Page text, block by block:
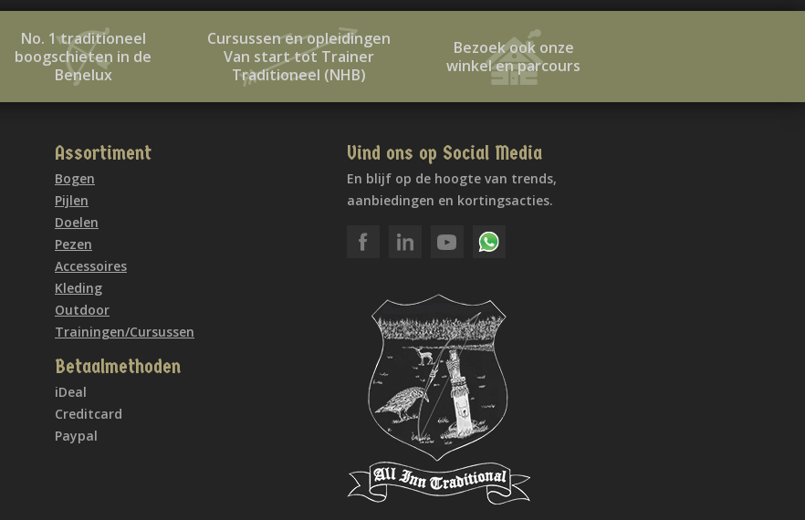
No. 1 traditioneel
boogschieten in de
Benelux
Cursussen en opleidingen
Van start tot Trainer
Traditioneel (NHB)
Bezoek ook onze
winkel en parcours
Assortiment
Bogen
Pijlen
Doelen
Pezen
Accessoires
Kleding
Outdoor
Trainingen/Cursussen
Betaalmethoden
iDeal
Creditcard
Paypal
Vind ons op Social Media
En blijf op de hoogte van trends,
aanbiedingen en kortingsacties.